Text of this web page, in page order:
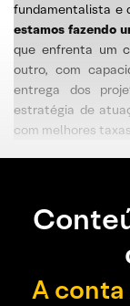
fundamentalista e
estamos fazendo
que enfrenta um
outro, com
entrega dos
estratégia de
com melhores
A conta